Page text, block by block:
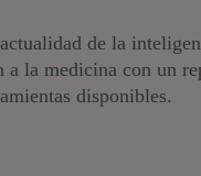
de la
a la medicina con un
disponibles.